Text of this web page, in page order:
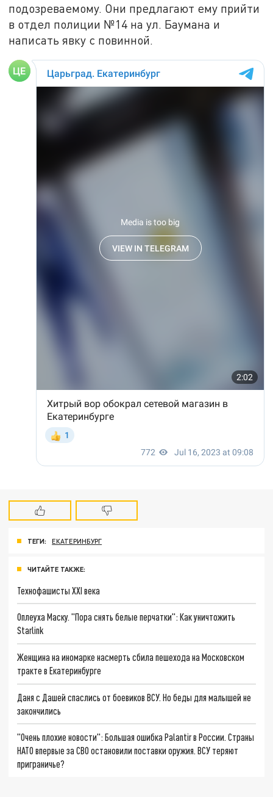
подозреваемому. Они предлагают ему прийти
в отдел полиции №14 на ул. Баумана и
написать явку с повинной.
ТЕГИ: ЕКАТЕРИНБУРГ
ЧИТАЙТЕ ТАКЖЕ:
Технофашисты XXI века
Оплеуха Маску. "Пора снять белые перчатки": Как уничтожить
Starlink
Женщина на иномарке насмерть сбила пешехода на Московском
тракте в Екатеринбурге
Даня с Дашей спаслись от боевиков ВСУ. Но беды для малышей не
закончились
"Очень плохие новости": Большая ошибка Palantir в России. Страны
НАТО впервые за СВО остановили поставки оружия. ВСУ теряют
приграничье?